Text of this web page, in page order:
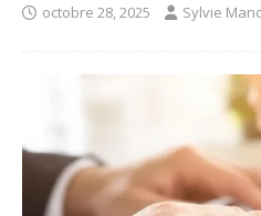
octobre 28, 2025 Sylvie